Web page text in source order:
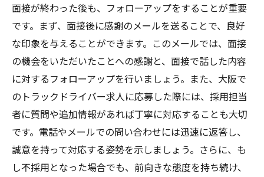
面接が終わった後も、フォローアップをすることが重要
です。まず、面接後に感謝のメールを送ることで、良好
な印象を与えることができます。このメールでは、面接
の機会をいただいたことへの感謝と、面接で話した内容
に対するフォローアップを行いましょう。また、大阪で
のトラックドライバー求人に応募した際には、採用担当
者に質問や追加情報があれば丁寧に対応することも大切
です。電話やメールでの問い合わせには迅速に返答し、
誠意を持って対応する姿勢を示しましょう。さらに、も
し不採用となった場合でも、前向きな態度を持ち続け、